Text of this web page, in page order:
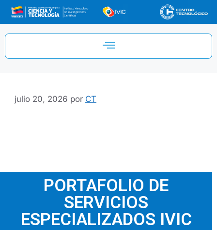
julio 20, 2026 por CT
PORTAFOLIO DE
SERVICIOS
ESPECIALIZADOS IVIC